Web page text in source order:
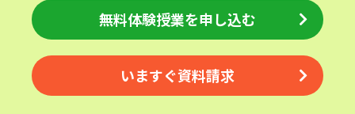
無料体験授業を申し込む
いますぐ資料請求